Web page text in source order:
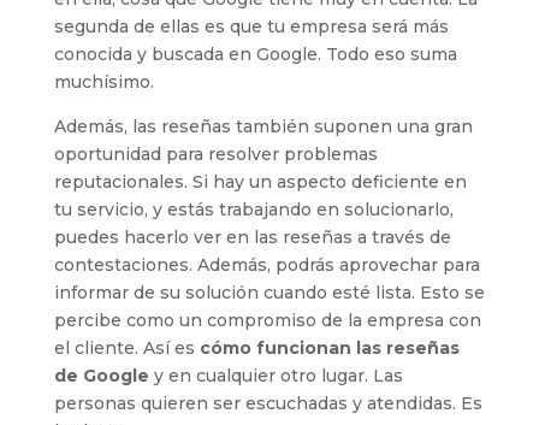
segunda de ellas es que tu empresa será más
conocida y buscada en Google. Todo eso suma
muchísimo.
Además, las reseñas también suponen una gran
oportunidad para resolver problemas
reputacionales. Si hay un aspecto deficiente en
tu servicio, y estás trabajando en solucionarlo,
puedes hacerlo ver en las reseñas a través de
contestaciones. Además, podrás aprovechar para
informar de su solución cuando esté lista. Esto se
percibe como un compromiso de la empresa con
el cliente. Así es cómo funcionan las reseñas
de Google y en cualquier otro lugar. Las
personas quieren ser escuchadas y atendidas. Es